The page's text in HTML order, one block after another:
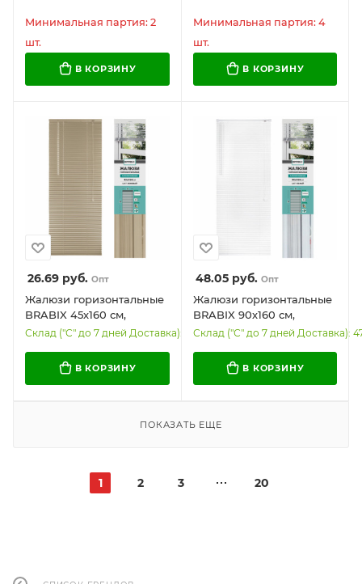
60х180 см, ЭКО, 80 г/м2,
Минимальная партия: 2
шт.
В КОРЗИНУ
цвет белый, 1 шт., 700001
Минимальная партия: 4
шт.
В КОРЗИНУ
26.69 руб. Опт
Жалюзи горизонтальные
BRABIX 45х160 см,
АЛЮМИНИЙ, цвет
Склад ("С" до 7 дней Доставка): 300
В КОРЗИНУ
48.05руб. Опт
Жалюзи горизонтальные
BRABIX 90х160 см,
АЛЮМИНИЙ, цвет
Склад ("С" до 7 дней Доставка):
В КОРЗИНУ
ПОКАЗАТЬ ЕЩЕ
1 2 3 20